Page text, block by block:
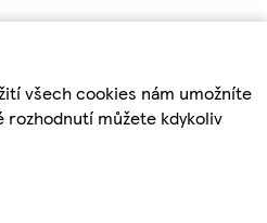
všech cookies nám umožníte
rozhodnutí můžete kdykoliv